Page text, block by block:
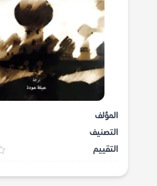
المؤلف
التصنيف
التقييم